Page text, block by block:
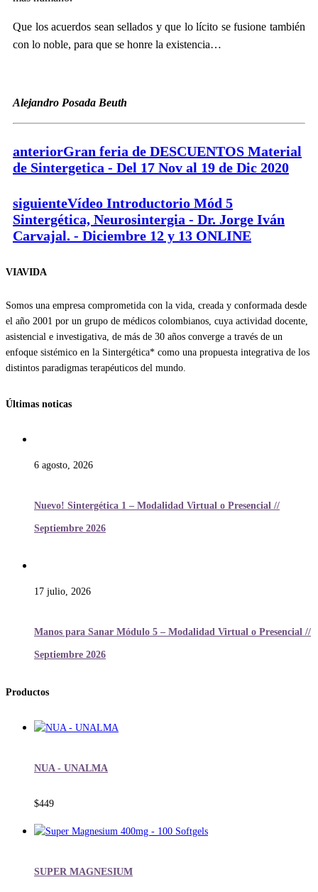
Que los acuerdos sean sellados y que lo lícito se fusione también
con lo noble, para que se honre la existencia…
Alejandro Posada Beuth
anteriorGran feria de DESCUENTOS Material
de Sintergetica - Del 17 Nov al 19 de Dic 2020
siguienteVídeo Introductorio Mód 5
Sintergética, Neurosintergia - Dr. Jorge Iván
Carvajal. - Diciembre 12 y 13 ONLINE
VIAVIDA
Somos una empresa comprometida con la vida, creada y conformada desde
el año 2001 por un grupo de médicos colombianos, cuya actividad docente,
asistencial e investigativa, de más de 30 años converge a través de un
enfoque sistémico en la Sintergética* como una propuesta integrativa de los
distintos paradigmas terapéuticos del mundo.
Últimas noticas
6 agosto, 2026
Nuevo! Sintergética 1 – Modalidad Virtual o Presencial //
Septiembre 2026
17 julio, 2026
Manos para Sanar Módulo 5 – Modalidad Virtual o Presencial //
Septiembre 2026
Productos
NUA - UNALMA
$449
SUPER MAGNESIUM